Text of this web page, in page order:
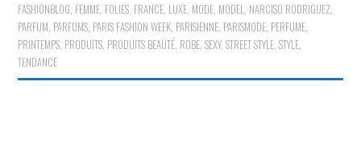
FASHIONBLOG, FEMME, FOLIES, FRANCE, LUXE, MODE, MODEL, NARCISO RODRIGUEZ,
PARFUM, PARFUMS, PARIS FASHION WEEK, PARISIENNE, PARISMODE, PERFUME,
PRINTEMPS, PRODUITS, PRODUITS BEAUTÉ, ROBE,SEXY,STREET STYLE,STYLE,
TENDANCE